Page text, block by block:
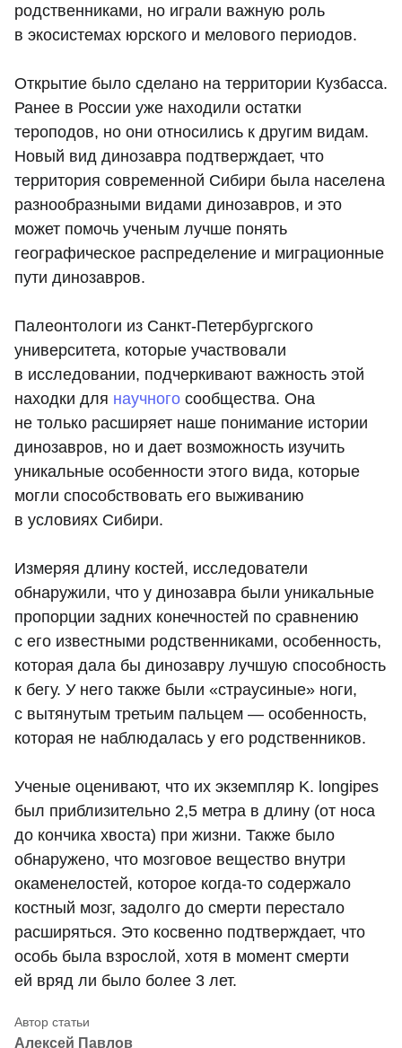
родственниками, но играли важную роль
в экосистемах юрского и мелового периодов.
Открытие было сделано на территории Кузбасса.
Ранее в России уже находили остатки
тероподов, но они относились к другим видам.
Новый вид динозавра подтверждает, что
территория современной Сибири была населена
разнообразными видами динозавров, и это
может помочь ученым лучше понять
географическое распределение и миграционные
пути динозавров.
Палеонтологи из Санкт-Петербургского
университета, которые участвовали
в исследовании, подчеркивают важность этой
находки для научного сообщества. Она
не только расширяет наше понимание истории
динозавров, но и дает возможность изучить
уникальные особенности этого вида, которые
могли способствовать его выживанию
в условиях Сибири.
Измеряя длину костей, исследователи
обнаружили, что у динозавра были уникальные
пропорции задних конечностей по сравнению
с его известными родственниками, особенность,
которая дала бы динозавру лучшую способность
к бегу. У него также были «страусиные» ноги,
с вытянутым третьим пальцем — особенность,
которая не наблюдалась у его родственников.
Ученые оценивают, что их экземпляр K. longipes
был приблизительно 2,5 метра в длину (от носа
до кончика хвоста) при жизни. Также было
обнаружено, что мозговое вещество внутри
окаменелостей, которое когда-то содержало
костный мозг, задолго до смерти перестало
расширяться. Это косвенно подтверждает, что
особь была взрослой, хотя в момент смерти
ей вряд ли было более 3 лет.
Алексей Павлов